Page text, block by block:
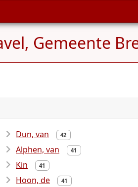
Gemeente
Dun, van 42
Alphen, van 41
Kin 41
Hoon, de 41